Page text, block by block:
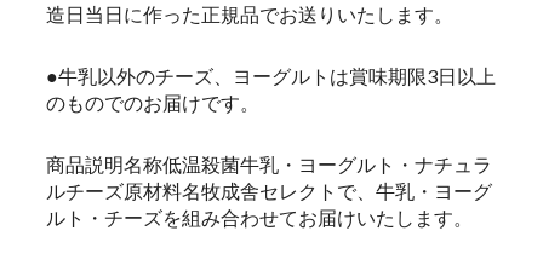
造日当日に作った正規品でお送りいたします。
●牛乳以外のチーズ、ヨーグルトは賞味期限3日以上
のものでのお届けです。
商品説明名称低温殺菌牛乳・ヨーグルト・ナチュラ
ルチーズ原材料名牧成舎セレクトで、牛乳・ヨーグ
ルト・チーズを組み合わせてお届けいたします。